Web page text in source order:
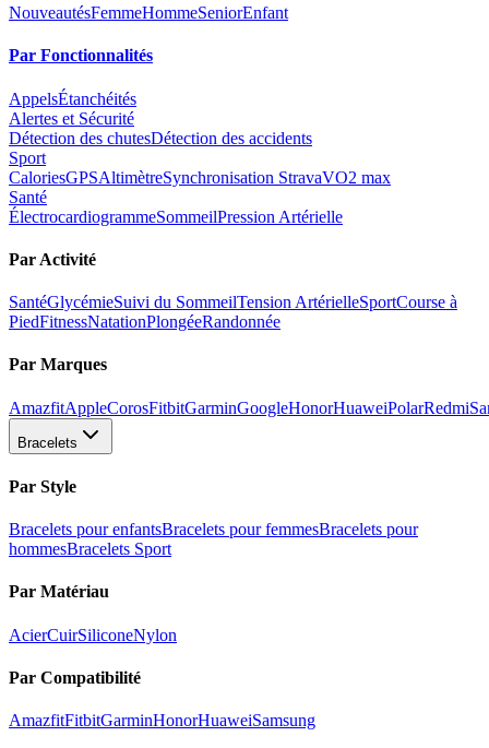
NouveautésFemmeHommeSeniorEnfant
Par Fonctionnalités
AppelsÉtanchéités
Alertes et Sécurité
Détection des chutesDétection des accidents
Sport
CaloriesGPSAltimètreSynchronisation StravaVO2 max
Santé
ÉlectrocardiogrammeSommeilPression Artérielle
Par Activité
SantéGlycémieSuivi du SommeilTension ArtérielleSportCourse à
PiedFitnessNatationPlongéeRandonnée
Par Marques
AmazfitAppleCorosFitbitGarminGoogleHonorHuaweiPolarRedmi
Bracelets
Par Style
Bracelets pour enfantsBracelets pour femmesBracelets pour
hommesBracelets Sport
Par Matériau
AcierCuirSiliconeNylon
Par Compatibilité
AmazfitFitbitGarminHonorHuaweiSamsung